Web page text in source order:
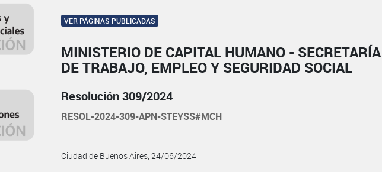
VER PÁGINAS PUBLICADAS
MINISTERIO DE CAPITAL HUMANO - SECRETARÍA
DE TRABAJO, EMPLEO Y SEGURIDAD SOCIAL
Resolución 309/2024
RESOL-2024-309-APN-STEYSS#MCH
Ciudad de Buenos Aires, 24/06/2024